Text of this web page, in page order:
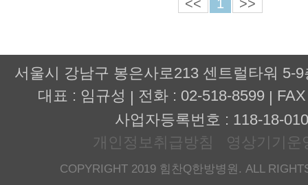
<< 1 >>
서울시 강남구 봉은사로213 센트럴타워 5-
대표 : 임규성 | 전화 : 02-518-8599 |
사업자등록번호 : 118-18-
개인정보취급방침
영상기기운
COPYRIGHT 2019 힘찬Q한방병원. ALL